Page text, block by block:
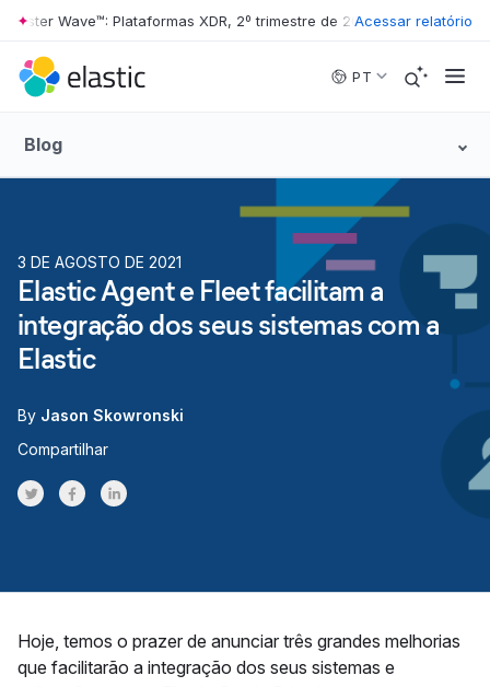
Skip to main content
Wave™: Plataformas XDR, 2º trimestre de 2026 • The Forrester
Acessar relatório
PT
Blog
3 DE AGOSTO DE 2021
Elastic Agent e Fleet facilitam a
integração dos seus sistemas com a
Elastic
By Jason Skowronski
Compartilhar
Share on Twitter
Share on Facebook
Share on LinkedInr
Hoje, temos o prazer de anunciar três grandes melhorias
que facilitarão a integração dos seus sistemas e